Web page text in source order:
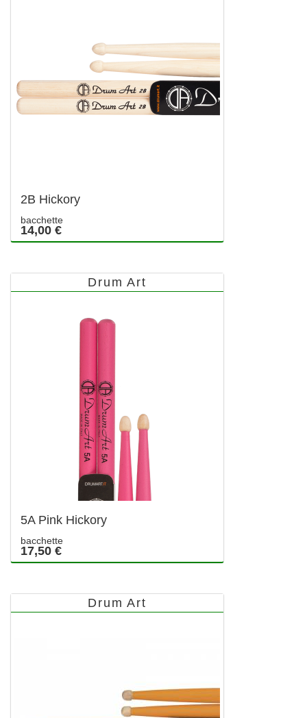
2B Hickory
bacchette
14,00 €
Drum Art
5A Pink Hickory
bacchette
17,50 €
Drum Art